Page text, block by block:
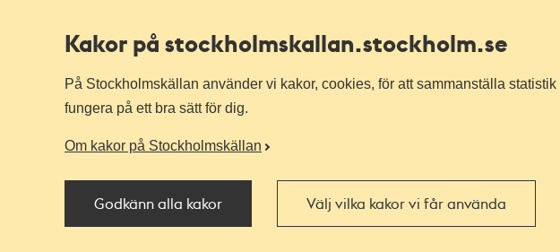
Kakor på stockholmskallan.stockholm.se
På Stockholmskällan använder vi kakor, cookies, för att sammanställa
fungera på ett bra sätt för dig.
Om kakor på Stockholmskällan
Godkänn alla kakor Välj vilka kakor vi får använda